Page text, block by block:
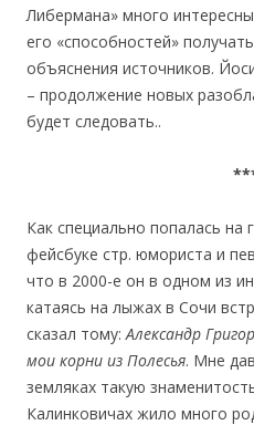
Либермана» много
его «способностей»
объяснения источников.
– продолжение новых
будет следовать..
Как специально попалась на
фейсбуке стр. юмориста и
что в 2000-е он в одном из
катаясь на лыжах в Сочи
сказал тому: Александр
мои корни из Полесья. Мне
земляках такую
Калинковичах жило много